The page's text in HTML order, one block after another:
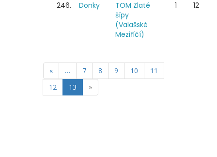
246. Donky
TOM Zlaté
šípy
(Valašské
Meziříčí)
1 12
« … 7 8 9 10
11
12
13 »